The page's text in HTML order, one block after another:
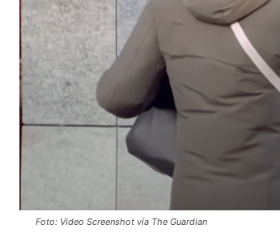
Foto: Video Screenshot vía The Guardian